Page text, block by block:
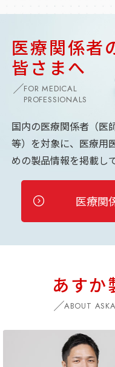
医療関係者
皆さまへ
FOR MEDICAL
PROFESSIONALS
国内の医療関係者（医
等）を対象に、 医療用
めの製品情報を掲載し
医療関
あすか
ABOUT ASKA